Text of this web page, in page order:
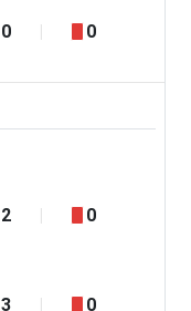
0 0
2 0
3 0